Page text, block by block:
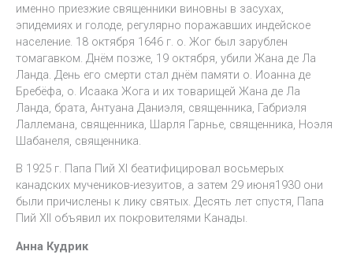
именно приезжие священники виновны в засухах,
эпидемиях и голоде, регулярно поражавших индейское
население. 18 октября 1646 г. о. Жог был зарублен
томагавком. Днём позже, 19 октября, убили Жана де Ла
Ланда. День его смерти стал днём памяти о. Иоанна де
Бребёфа, о. Исаака Жога и их товарищей Жана де Ла
Ланда, брата, Антуана Даниэля, священника, Габриэля
Лаллемана, священника, Шарля Гарнье, священника, Ноэля
Шабанеля, священника.
В 1925 г. Папа Пий XI беатифицировал восьмерых
канадских мучеников-иезуитов, а затем 29 июня1930 они
были причислены к лику святых. Десять лет спустя, Папа
Пий XII объявил их покровителями Канады.
Анна Кудрик